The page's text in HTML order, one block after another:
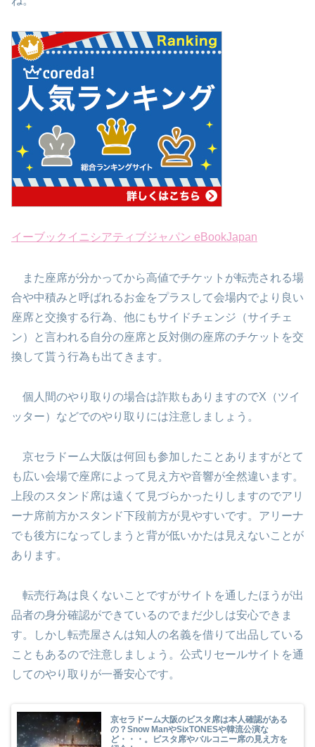
イーブックイニシアティブジャパン eBookJapan
また座席が分かってから高値でチケットが転売される場
合や中積みと呼ばれるお金をプラスして会場内でより良い
座席と交換する行為、他にもサイドチェンジ（サイチェ
ン）と言われる自分の座席と反対側の座席のチケットを交
換して貰う行為も出てきます。
個人間のやり取りの場合は詐欺もありますのでX（ツイ
ッター）などでのやり取りには注意しましょう。
京セラドーム大阪は何回も参加したことありますがとて
も広い会場で座席によって見え方や音響が全然違います。
上段のスタンド席は遠くて見づらかったりしますのでアリ
ーナ席前方かスタンド下段前方が見やすいです。アリーナ
でも後方になってしまうと背が低いかたは見えないことが
あります。
転売行為は良くないことですがサイトを通したほうが出
品者の身分確認ができているのでまだ少しは安心できま
す。しかし転売屋さんは知人の名義を借りて出品している
こともあるので注意しましょう。公式リセールサイトを通
してのやり取りが一番安心です。
京セラドーム大阪のビスタ席は本人確認がある
の？Snow ManやSixTONESや韓流公演な
ど・・・。ビスタ席やバルコニー席の見え方を